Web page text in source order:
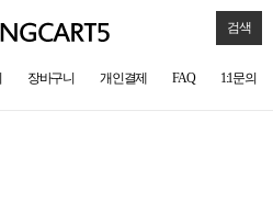
검색
장바구니 개인결제 FAQ 1:1문의